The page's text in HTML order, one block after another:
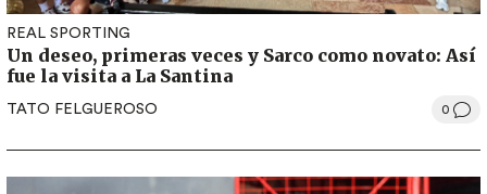
REAL SPORTING
Un deseo, primeras veces y Sarco como novato: Así
fue la visita a La Santina
TATO FELGUEROSO 0